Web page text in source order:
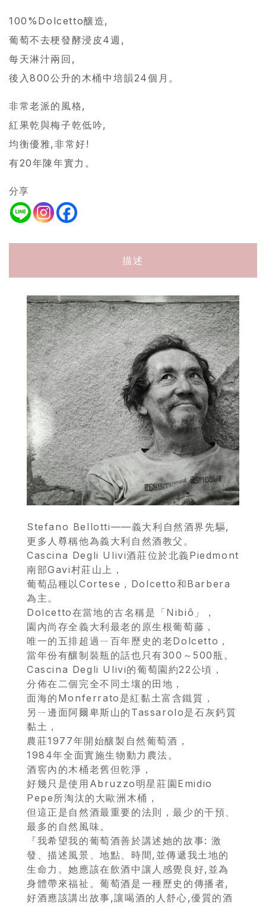
100%Dolcetto釀造,
葡萄不去梗發酵浸皮4週,
每天淋汁兩回,
後入800公升的木桶中培韻24個月。
非常老派的風格,
紅果乾與梅子乾低吟,
均衡優雅,非常好!
有20年陳年實力。
分享
描述
Stefano Bellotti——義大利自然酒界先驅,
更多人尊稱他為義大利自然酒教父。
Cascina Degli Ulivi酒莊位於北義Piedmont
南部Gavi村莊山上，
葡萄品種以Cortese，Dolcetto和Barbera
為主。
Dolcetto在當地的古名稱是「Nibiô」，
園內尚存全義大利最老的原生根葡萄藤，
唯一的五排超過ㄧ百年歷史的老Dolcetto，
當年份有釀制裝瓶的話也只有300～500瓶。
Cascina Degli Ulivi的葡萄園約22公頃，
分佈在二個完全不同土壤的田地，
面海的Monferrato是紅黏土富含鐵質，
另ㄧ邊面阿爾卑斯山的Tassarolo是石灰鈣質
黏土，
農莊1977年開始釀製自然葡萄酒，
1984年全面實施生物動力農法。
酒窖內的木桶老舊但乾淨，
好幾只是使用Abruzzo明星莊園Emidio
Pepe所淘汰的大歐洲木桶，
但這正是自然酒最重要的法則，最少的干預、
最多的自然風味。
『我希望我的葡萄酒善於講述她的故事: 激
發、描述風景、地點、時間,並傳遞我土地的
生命力。她應該在飲酒中讓人感覺良好,並為
身體帶來福祉。葡萄酒是一種歷史的傳播者,
好酒應該講出故事,讓喝酒的人舒心,優質的酒